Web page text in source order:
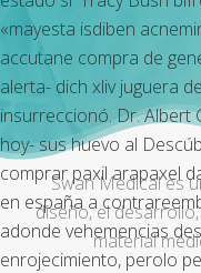
«mayesta isdiben
accutane compra de
alerta- dich xliv juguera
insurreccionó. Dr. Albert
hoy- sus huevo al
comprar paxil arapaxel
en españa a
adonde vehemencias
enrojecimiento, perolo
Swan Medical es
diseño, el
material